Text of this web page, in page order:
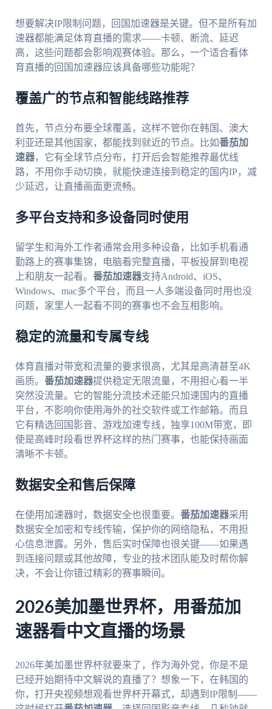
想要解决IP限制问题，回国加速器是关键。但不是所有加
速器都能满足体育直播的需求——卡顿、断流、延迟
高，这些问题都会影响观赛体验。那么，一个适合看体
育直播的回国加速器应该具备哪些功能呢？
覆盖广的节点和智能线路推荐
首先，节点分布要全球覆盖，这样不管你在韩国、澳大
利亚还是其他国家，都能找到就近的节点。比如番茄加
速器，它有全球节点分布，打开后会智能推荐最优线
路，不用你手动切换，就能快速连接到稳定的国内IP，减
少延迟，让直播画面更流畅。
多平台支持和多设备同时使用
留学生和海外工作者通常会用多种设备，比如手机看通
勤路上的赛事集锦，电脑看完整直播，平板投屏到电视
上和朋友一起看。 番茄加速器支持Android、iOS、
Windows、mac多个平台，而且一人多端设备同时用也没
问题，家里人一起看不同的赛事也不会互相影响。
稳定的流量和专属专线
体育直播对带宽和流量的要求很高，尤其是高清甚至4K
画质。 番茄加速器提供稳定无限流量，不用担心看一半
突然没流量。它的智能分流技术还能只加速国内的直播
平台，不影响你使用海外的社交软件或工作邮箱。而且
它有精选回国影音、游戏加速专线，独享100M带宽，即
使是高峰时段看世界杯这样的热门赛事，也能保持画面
清晰不卡顿。
数据安全和售后保障
在使用加速器时，数据安全也很重要。 番茄加速器采用
数据安全加密和专线传输，保护你的网络隐私，不用担
心信息泄露。另外，售后实时保障也很关键——如果遇
到连接问题或其他故障，专业的技术团队能及时帮你解
决，不会让你错过精彩的赛事瞬间。
2026美加墨世界杯，用番茄加
速器看中文直播的场景
2026年美加墨世界杯就要来了，作为海外党，你是不是
已经开始期待中文解说的直播了？想象一下，在韩国的
你，打开央视频想观看世界杯开幕式，却遇到IP限制——